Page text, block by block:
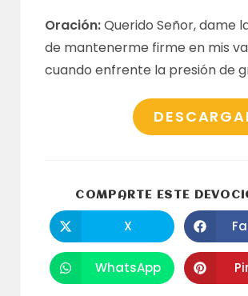
Oración:Querido Señor, dame
de mantenerme firme en mis
cuando enfrente la presión de
COMPARTE ESTE
abre
en
una
nueva
ventana
X
Se
abre
WhatsApp